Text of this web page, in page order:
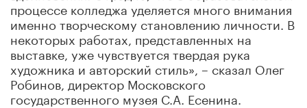
процессе колледжа уделяется много внимания
именно творческому становлению личности. В
некоторых работах, представленных на
выставке, уже чувствуется твердая рука
художника и авторский стиль», – сказал Олег
Робинов, директор Московского
государственного музея С.А. Есенина.